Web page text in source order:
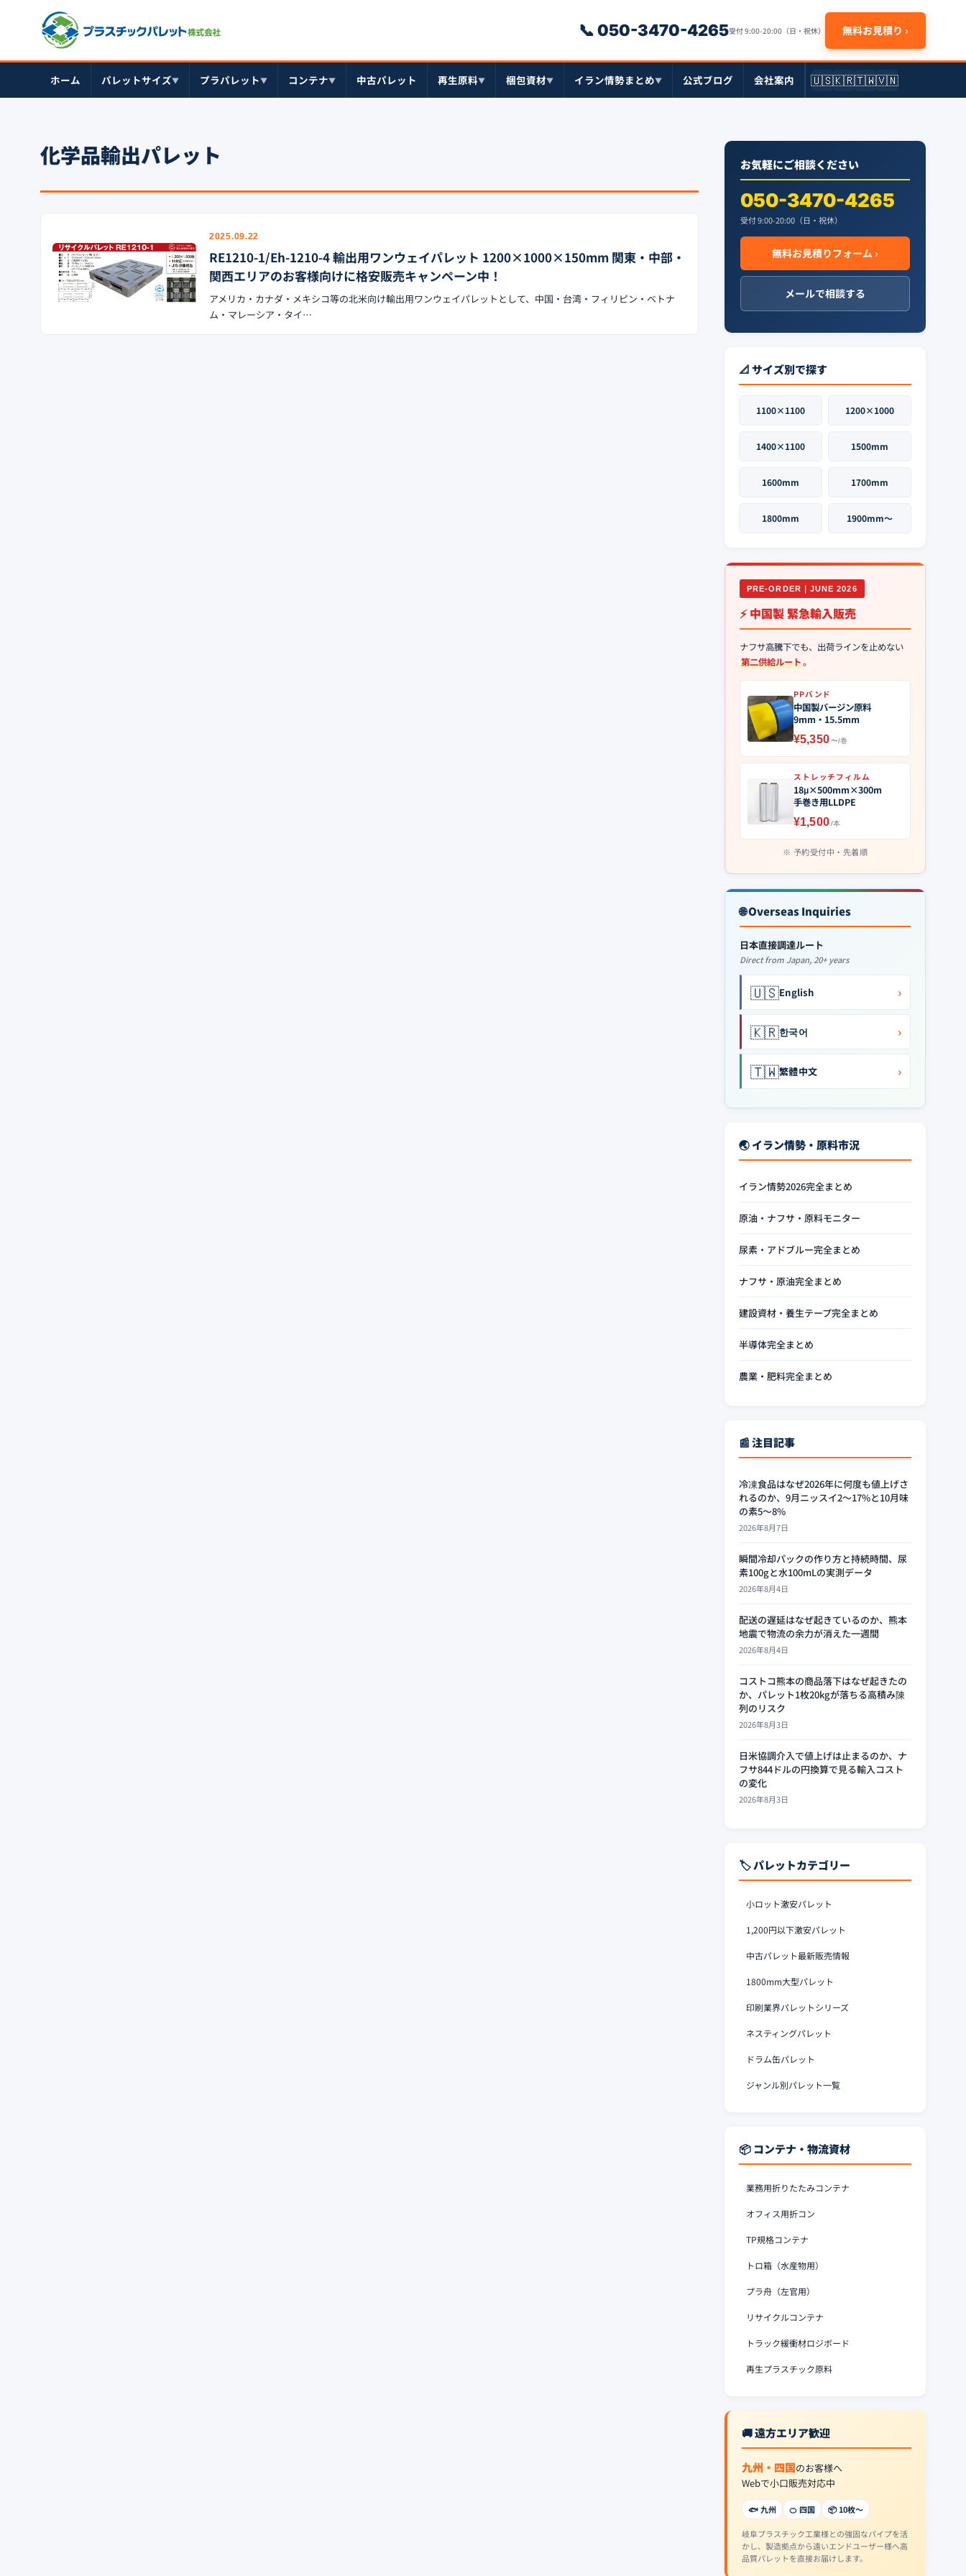
📞 050-3470-4265受付 9:00-20:00（日・祝休） 無料お見積り ›
ホーム パレットサイズ▼ プラパレット▼ コンテナ▼ 中古パレット 再生原料▼ 梱包資材▼ イラン情勢まとめ▼ 公式ブログ 会社案内 🇺🇸🇰🇷🇹🇼🇻🇳
化学品輸出パレット
2025.09.22
RE1210-1/Eh-1210-4 輸出用ワンウェイパレット 1200×1000×150mm 関東・中部・
関西エリアのお客様向けに格安販売キャンペーン中！
アメリカ・カナダ・メキシコ等の北米向け輸出用ワンウェイパレットとして、中国・台湾・フィリピン・ベトナ
ム・マレーシア・タイ…
お気軽にご相談ください
050-3470-4265
受付 9:00-20:00（日・祝休）
無料お見積りフォーム ›
メールで相談する
📐 サイズ別で探す
1100×1100 1200×1000
1400×1100 1500mm
1600mm 1700mm
1800mm 1900mm〜
PRE-ORDER｜JUNE 2026
⚡ 中国製 緊急輸入販売
ナフサ高騰下でも、出荷ラインを止めない
第二供給ルート。
PPバンド
中国製バージン原料
9mm・15.5mm
¥5,350〜/巻
ストレッチフィルム
18μ×500mm×300m
手巻き用LLDPE
¥1,500/本
予約受付中・先着順
🌐 Overseas Inquiries
日本直接調達ルート
Direct from Japan, 20+ years
🇺🇸English ›
🇰🇷한국어 ›
🇹🇼繁體中文 ›
🌏 イラン情勢・原料市況
イラン情勢2026完全まとめ
原油・ナフサ・原料モニター
尿素・アドブルー完全まとめ
ナフサ・原油完全まとめ
建設資材・養生テープ完全まとめ
半導体完全まとめ
農業・肥料完全まとめ
📰 注目記事
冷凍食品はなぜ2026年に何度も値上げさ
れるのか、9月ニッスイ2〜17%と10月味
の素5〜8%
2026年8月7日
瞬間冷却パックの作り方と持続時間、尿
素100gと水100mLの実測データ
2026年8月4日
配送の遅延はなぜ起きているのか、熊本
地震で物流の余力が消えた一週間
2026年8月4日
コストコ熊本の商品落下はなぜ起きたの
か、パレット1枚20kgが落ちる高積み陳
列のリスク
2026年8月3日
日米協調介入で値上げは止まるのか、ナ
フサ844ドルの円換算で見る輸入コスト
の変化
2026年8月3日
🏷️ パレットカテゴリー
小ロット激安パレット
1,200円以下激安パレット
中古パレット最新販売情報
1800mm大型パレット
印刷業界パレットシリーズ
ネスティングパレット
ドラム缶パレット
ジャンル別パレット一覧
📦 コンテナ・物流資材
業務用折りたたみコンテナ
オフィス用折コン
TP規格コンテナ
トロ箱（水産物用）
プラ舟（左官用）
リサイクルコンテナ
トラック緩衝材ロジボード
再生プラスチック原料
🚚 遠方エリア歓迎
九州・四国のお客様へ
Webで小口販売対応中
🐟 九州 🍊 四国 📦 10枚〜
岐阜プラスチック工業様との強固なパイプを活
かし、製造拠点から遠いエンドユーザー様へ高
品質パレットを直接お届けします。